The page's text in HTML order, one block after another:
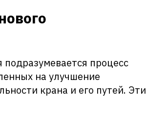
процесс
на улучшение
крана и его путей. Эти